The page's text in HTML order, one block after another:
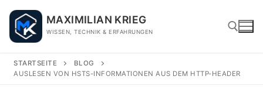
content
MAXIMILIAN KRIEG
WISSEN, TECHNIK & ERFAHRUNGEN
Search for:
STARTSEITE
BLOG
AUSLESEN VON HSTS-INFORMATIONEN AUS DEM HTTP-HEADER